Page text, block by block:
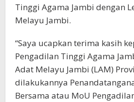
Tinggi Agama Jambi dengan
Melayu Jambi.
“Saya ucapkan terima kasih
Pengadilan Tinggi Agama
Adat Melayu Jambi (LAM)
dilakukannya
Bersama atau MoU